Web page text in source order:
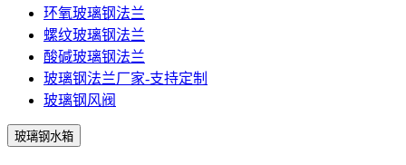
环氧玻璃钢法兰
螺纹玻璃钢法兰
酸碱玻璃钢法兰
玻璃钢法兰厂家-支持定制
玻璃钢风阀
玻璃钢水箱